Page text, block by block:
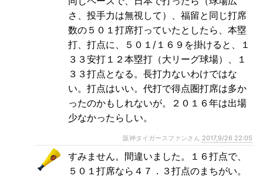
さ、投手力は無視して）、福留と同じ打席
数の５０１打席打っていたとしたら、本塁
打、打点に、５０１/１６９を掛けると、１
３３安打１２本塁打（大リーグ球場）、１
３３打点となる。長打力ないわけではな
い。打点はいい。代打で得点圏打席は多か
ったのかもしれないが。２０１６年は出場
少なかったらしい。
阪神タイガースファンさん 2017,9/26 22:05
すみません。間違いました。１６打点で、
５０１打席なら４７．３打点のまちがい。